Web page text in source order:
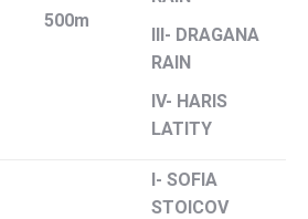
500m
III- DRAGANA
RAIN
IV- HARIS
LATITY
I- SOFIA
STOICOV